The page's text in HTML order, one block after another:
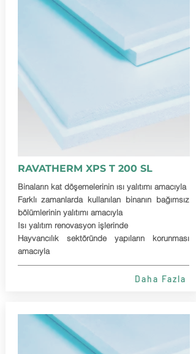
RAVATHERM XPS T 200 SL
Binaların kat döşemelerinin ısı yalıtımı amacıyla
Farklı zamanlarda kullanılan binanın bağımsız
bölümlerinin yalıtımı amacıyla
Isı yalıtım renovasyon işlerinde
Hayvancılık sektöründe yapıların korunması
amacıyla
Daha Fazla